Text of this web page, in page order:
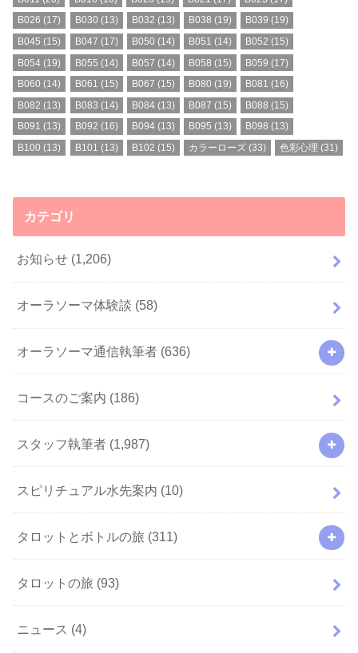
B026 (17) B030 (13) B032 (13) B038 (19) B039 (19)
B045 (15) B047 (17) B050 (14) B051 (14) B052 (15)
B054 (19) B055 (14) B057 (14) B058 (15) B059 (17)
B060 (14) B061 (15) B067 (15) B080 (19) B081 (16)
B082 (13) B083 (14) B084(13) B087 (15) B088 (15)
B091 (13) B092 (16) B094(13) B095 (13) B098 (13)
B100 (13) B101 (13) B102 (15) カラーローズ (33) 色彩心理 (31)
カテゴリ
お知らせ (1,206)
オーラソーマ体験談 (58)
オーラソーマ通信執筆者 (636)
コースのご案内 (186)
スタッフ執筆者 (1,987)
スピリチュアル水先案内 (10)
タロットとボトルの旅 (311)
タロットの旅 (93)
ニュース (4)